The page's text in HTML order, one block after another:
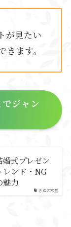
が見たい
ます。
ジャン
きぬの木堂
式プレゼン
レンド・NG
魅力